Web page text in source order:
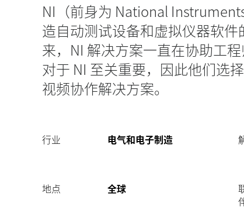
NI（前身为 National
造自动测试设备和虚拟仪器软
来，NI 解决方案一直在协助工
对于 NI 至关重要，因此他们选
视频协作解决方案。
行业 电气和电子制造
地点 全球